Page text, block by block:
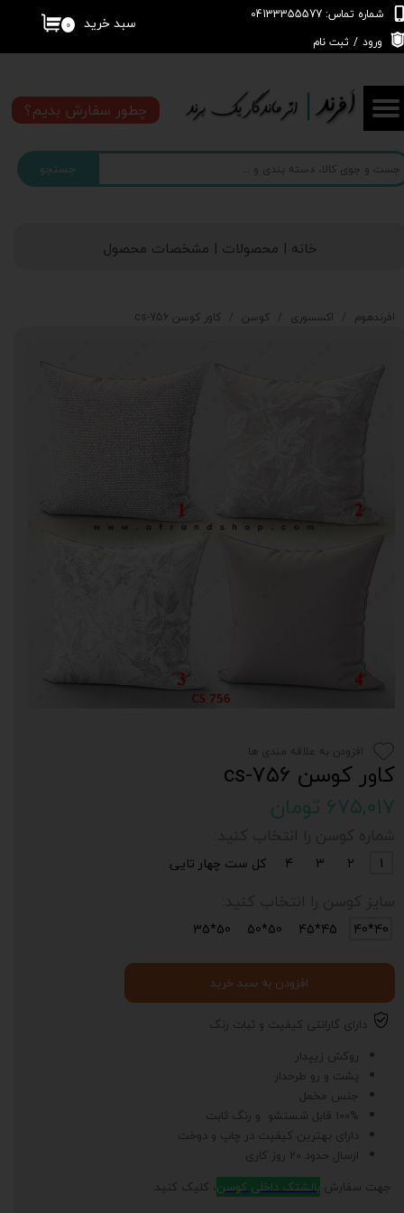
جستجو
شماره تماس: 04133355577
۰ سبد خرید
ورود / ثبت نام
حساب کاربری من
تغییر گذر واژه
سفارشات
خروج از حساب کاربری
چطور سفارش بدیم؟
خانه | محصولات | مشخصات محصول
افرندهوم اکسسوری کوسن کاور کوسن cs-756
کاور کوسن cs-756
۶۷۵,۰۱۷ تومان
دارای گارانتی کیفیت و ثبات رنگ
روکش زیپدار
پشت و رو طرحدار
جنس مخمل
100% قابل شستشو و رنگ ثابت
دارای بهترین کیفیت در چاپ و دوخت
ارسال حدود 20 روز کاری
جهت سفارش بالشتک داخلی کوسن، کلیک کنید.
1
2
3
4 کل ست چهار تایی
40*40
45*45
50*50
50*35
افزودن به سبد خرید
افزودن به علاقه مندی ها